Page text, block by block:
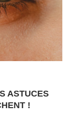
ASTUCES
!